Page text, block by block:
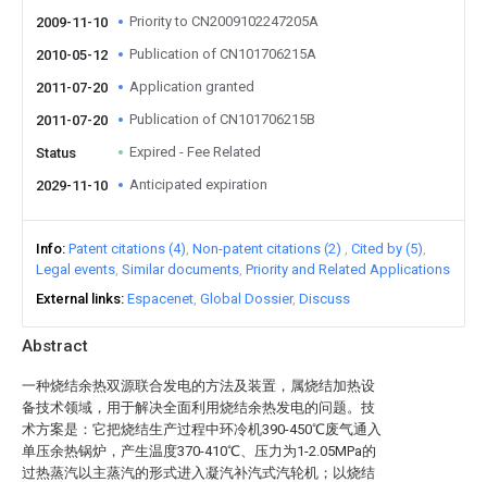
Abstract
一种烧结余热双源联合发电的方法及装置，属烧结加热设
备技术领域，用于解决全面利用烧结余热发电的问题。技
术方案是：它把烧结生产过程中环冷机390-450℃废气通入
单压余热锅炉，产生温度370-410℃、压力为1-2.05MPa的
过热蒸汽以主蒸汽的形式进入凝汽补汽式汽轮机；以烧结
2009-11-10
Priority to CN2009102247205A
2010-05-12 Publication of CN101706215A
2011-07-20 Application granted
2011-07-20 Publication of CN101706215B
Status Expired - Fee Related
2029-11-10 Anticipated expiration
Info Patent citations (4) Non-patent citations (2)
Cited by (5)
Legal events Similar documents Priority and Related Applications
External links Espacenet Global Dossier Discuss